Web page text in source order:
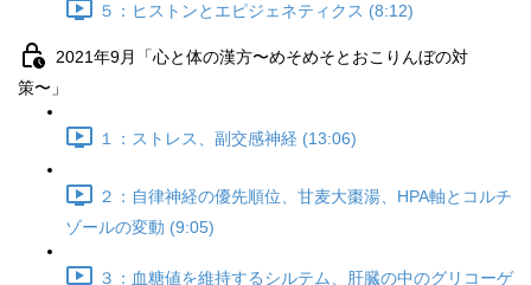
５：ヒストンとエピジェネティクス (8:12)
2021年9月「心と体の漢方〜めそめそとおこりんぼの対
策〜」
１：ストレス、副交感神経 (13:06)
２：自律神経の優先順位、甘麦大棗湯、HPA軸とコルチ
ゾールの変動 (9:05)
３：血糖値を維持するシルテム、肝臓の中のグリコーゲ